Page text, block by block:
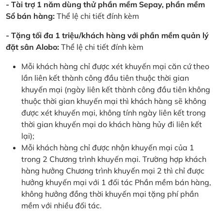
- Tài trợ 1 năm dùng thử phần mềm Sepay, phần mềm
Sổ bán hàng: Thể lệ chi tiết đính kèm
- Tặng tối đa 1 triệu/khách hàng với phần mềm quản lý
đặt sân Alobo: Thể lệ chi tiết đính kèm
Mỗi khách hàng chỉ được xét khuyến mại căn cứ theo
lần liên kết thành công đầu tiên thuộc thời gian
khuyến mại (ngày liên kết thành công đầu tiên không
thuộc thời gian khuyến mại thì khách hàng sẽ không
được xét khuyến mại, không tính ngày liên kết trong
thời gian khuyến mại do khách hàng hủy đi liên kết
lại);
Mỗi khách hàng chỉ được nhận khuyến mại của 1
trong 2 Chương trình khuyến mại. Trường hợp khách
hàng hưởng Chương trình khuyến mại 2 thì chỉ được
hưởng khuyến mại với 1 đối tác Phần mềm bán hàng,
không hưởng đồng thời khuyến mại tặng phí phần
mềm với nhiều đối tác.